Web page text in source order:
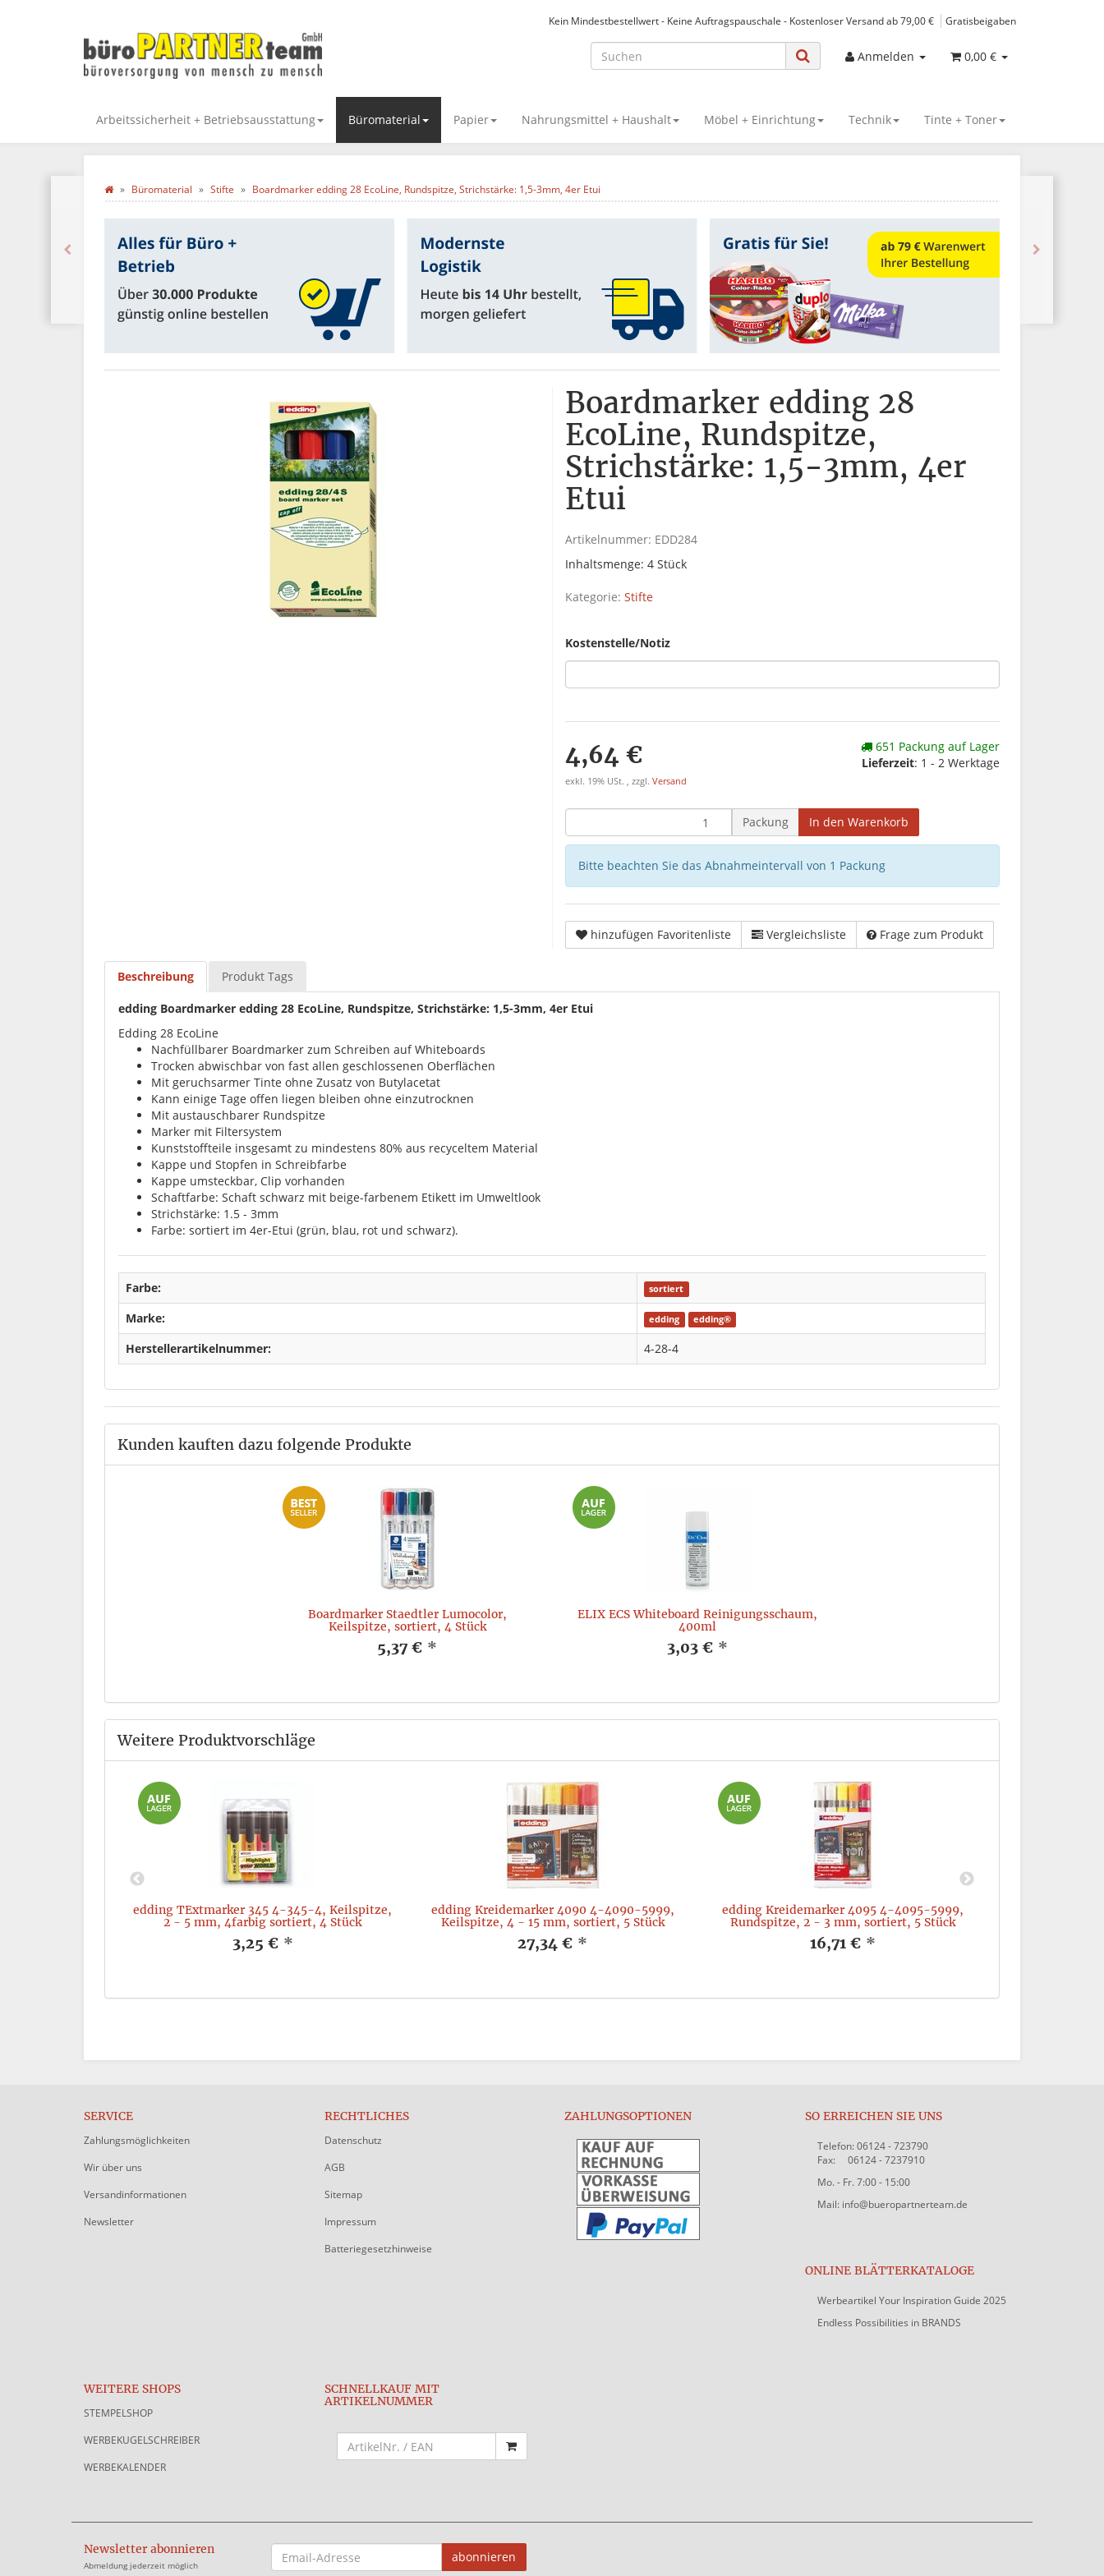
Kein Mindestbestellwert - Keine Auftragspauschale - Kostenloser Versand ab 79,00 € Gratisbeigaben
Anmelden 0,00 €
Arbeitssicherheit + Betriebsausstattung Büromaterial Papier Nahrungsmittel + Haushalt Möbel + Einrichtung Technik Tinte + Toner
Büromaterial Stifte Boardmarker edding 28 EcoLine, Rundspitze, Strichstärke: 1,5-3mm, 4er Etui
Boardmarker edding 28
EcoLine, Rundspitze,
Strichstärke: 1,5-3mm, 4er
Etui
Artikelnummer: EDD284
Inhaltsmenge: 4 Stück
Kategorie: Stifte
Kostenstelle/Notiz
4,64 €
exkl. 19% USt. , zzgl. Versand
651 Packung auf Lager
Lieferzeit: 1 - 2 Werktage
Packung In den Warenkorb
Bitte beachten Sie das Abnahmeintervall von 1 Packung
hinzufügen Favoritenliste Vergleichsliste Frage zum Produkt
Beschreibung Produkt Tags
edding Boardmarker edding 28 EcoLine, Rundspitze, Strichstärke: 1,5-3mm, 4er Etui
Edding 28 EcoLine
Nachfüllbarer Boardmarker zum Schreiben auf Whiteboards
Trocken abwischbar von fast allen geschlossenen Oberflächen
Mit geruchsarmer Tinte ohne Zusatz von Butylacetat
Kann einige Tage offen liegen bleiben ohne einzutrocknen
Mit austauschbarer Rundspitze
Marker mit Filtersystem
Kunststoffteile insgesamt zu mindestens 80% aus recyceltem Material
Kappe und Stopfen in Schreibfarbe
Kappe umsteckbar, Clip vorhanden
Schaftfarbe: Schaft schwarz mit beige-farbenem Etikett im Umweltlook
Strichstärke: 1.5 - 3mm
Farbe: sortiert im 4er-Etui (grün, blau, rot und schwarz).
Farbe: sortiert
Marke: edding edding®
Herstellerartikelnummer: 4-28-4
Kunden kauften dazu folgende Produkte
Boardmarker Staedtler Lumocolor,
Keilspitze, sortiert, 4 Stück
5,37 € *
ELIX ECS Whiteboard Reinigungsschaum,
400ml
3,03 € *
Weitere Produktvorschläge
edding TExtmarker 345 4-345-4, Keilspitze,
2 - 5 mm, 4farbig sortiert, 4 Stück
3,25 € *
edding Kreidemarker 4090 4-4090-5999,
Keilspitze, 4 - 15 mm, sortiert, 5 Stück
27,34 € *
edding Kreidemarker 4095 4-4095-5999,
Rundspitze, 2 - 3 mm, sortiert, 5 Stück
16,71 € *
SERVICE
Zahlungsmöglichkeiten
Wir über uns
Versandinformationen
Newsletter
RECHTLICHES
Datenschutz
AGB
Sitemap
Impressum
Batteriegesetzhinweise
ZAHLUNGSOPTIONEN SO ERREICHEN SIE UNS
Telefon: 06124 - 723790
Fax: 06124 - 7237910
Mo. - Fr. 7:00 - 15:00
Mail: info@bueropartnerteam.de
ONLINE BLÄTTERKATALOGE
Werbeartikel Your Inspiration Guide 2025
Endless Possibilities in BRANDS
WEITERE SHOPS
STEMPELSHOP
WERBEKUGELSCHREIBER
WERBEKALENDER
SCHNELLKAUF MIT
ARTIKELNUMMER
Newsletter abonnieren
Abmeldung jederzeit möglich
EMAIL-
ADRESSE
abonnieren